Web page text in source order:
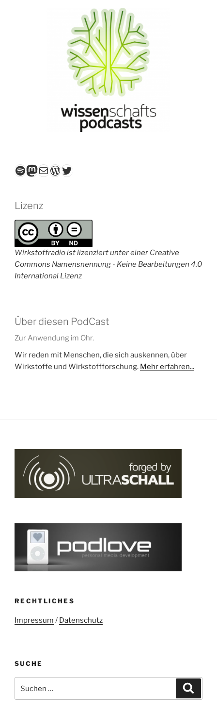
Spotify
Mastodon
E-MailWordPress
Twitter
Lizenz
Wirkstoffradio ist lizenziert unter einer Creative
Commons Namensnennung - Keine Bearbeitungen 4.0
International Lizenz
Über diesen PodCast
Zur Anwendung im Ohr.
Wir reden mit Menschen, die sich auskennen, über
Wirkstoffe und Wirkstoffforschung. Mehr erfahren...
RECHTLICHES
Impressum / Datenschutz
SUCHE
nach: